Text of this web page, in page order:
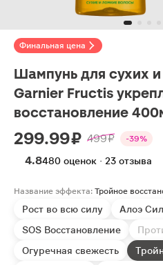
Финальная цена
Шампунь для сухих
Garnier Fructis
восстановление
299.99 ₽ 499 ₽ -39%
4.8480 оценок · 23 отзыва
Название эффекта: Тройное
Рост во всю силу
Алоэ
SOS Восстановление
Огуречная свежесть